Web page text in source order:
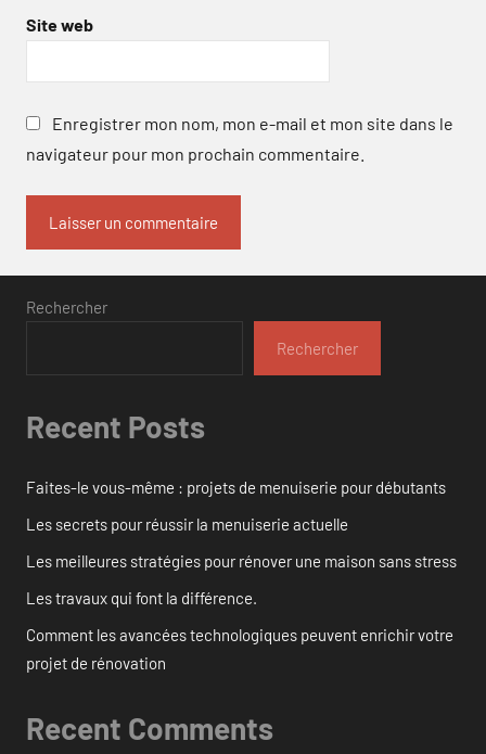
Site web
Enregistrer mon nom, mon e-mail et mon site dans le
navigateur pour mon prochain commentaire.
Rechercher
Rechercher
Recent Posts
Faites-le vous-même : projets de menuiserie pour débutants
Les secrets pour réussir la menuiserie actuelle
Les meilleures stratégies pour rénover une maison sans stress
Les travaux qui font la différence.
Comment les avancées technologiques peuvent enrichir votre
projet de rénovation
Recent Comments